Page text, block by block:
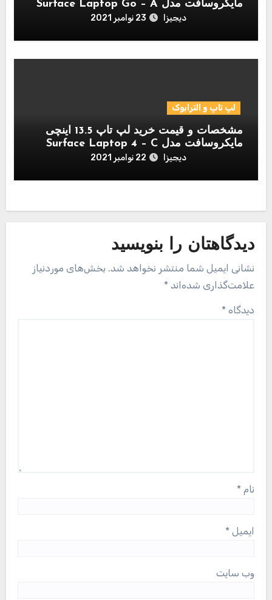
مایکروسافت مدل Surface Laptop Go – A
دیجیزا 23 نوامبر 2021
لپ تاپ و الترابوک
مشخصات و قیمت خرید لپ تاپ 13.5 اینچی
مایکروسافت مدل Surface Laptop 4 – C
دیجیزا 22 نوامبر 2021
دیدگاهتان را بنویسید
نشانی ایمیل شما منتشر نخواهد شد. بخش‌های موردنیاز
علامت‌گذاری شده‌اند *
دیدگاه *
نام *
ایمیل *
وب‌ سایت